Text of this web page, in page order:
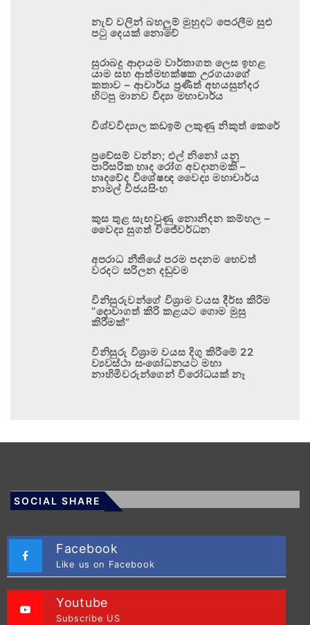
නැව් වලින් බහලුම් මුහුදට පෙරලීම සුළු
පටු දෙයක් නොවේ
සුරාබදු ආදායම වාර්තාගත ලෙස ඉහළ
යාම සහ ආත්මභක්ෂක උරගයාගේ
කතාව – ආචාර්ය ප්‍රණීත් අභයසුන්දර
හිටපු මානව විද්‍යා මහාචාර්ය
විශ්වවිද්‍යාල කඩඉම් ලකුණු නිකුත් කෙරේ
ප්‍රවේසම් වන්න; එල් නිනෝ යනු
පාරිසරික හෘද රෝග අවදානමකි –
හෘදවේද විශේෂඥ වෛද්‍ය මහාචාර්ය
නාමල් විජයසිංහ
කුස තුළ සැඟවුණු නොනිදන කම්හල –
වෛද්‍ය සුගත් විජේවර්ධන
අපරාධ නීතියේ පරම පදනම හෙවත්
වරදට සරිලන දඬුවම
විනිසුරුවන්ගේ විශ්‍රාම වයස දීර්ඝ කිරීම
“දොවාගත් කිරි කළයට ගොම මුසු
කිරීමක්”
විනිසුරු විශ්‍රාම වයස දිගු කිරීමේ 22
ව්‍යවස්ථා සංශෝධනයට මහා
නාහිමිවරුන්ගෙන් විරෝධයක් නෑ
SOCIAL SHARE
Facebook
Like us on Facebook
Youtube
Subscribe US